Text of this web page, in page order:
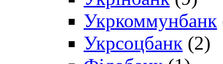
Укркоммунбанк
Укрсоцбанк (2)